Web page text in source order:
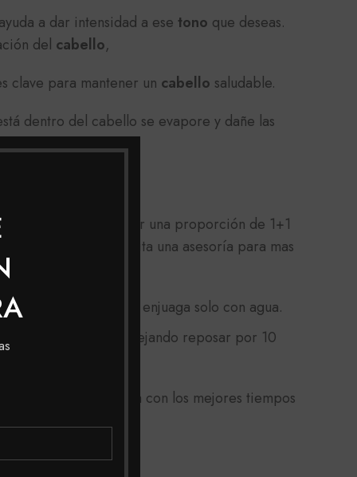
a dar intensidad a ese tono que deseas.
del cabello,
clave para mantener un cabello saludable.
dentro del cabello se evapore y dañe las
limpio, debes aplicar una proporción de 1+1
seco, solicita una asesoría para mas
espera 30 minutos, enjuaga solo con agua.
el resto del cabello dejando reposar por 10
a toda Colombia con los mejores tiempos